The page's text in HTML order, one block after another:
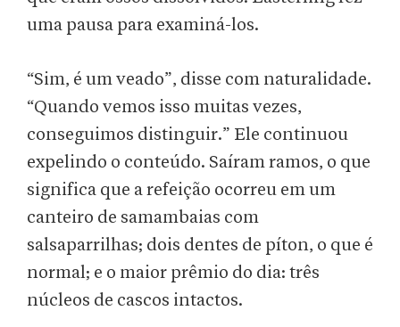
uma pausa para examiná-los.
“Sim, é um veado”, disse com naturalidade.
“Quando vemos isso muitas vezes,
conseguimos distinguir.” Ele continuou
expelindo o conteúdo. Saíram ramos, o que
significa que a refeição ocorreu em um
canteiro de samambaias com
salsaparrilhas; dois dentes de píton, o que é
normal; e o maior prêmio do dia: três
núcleos de cascos intactos.